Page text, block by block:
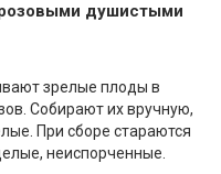
душистыми
зрелые плоды в
Собирают их вручную,
При сборе стараются
неиспорченные.